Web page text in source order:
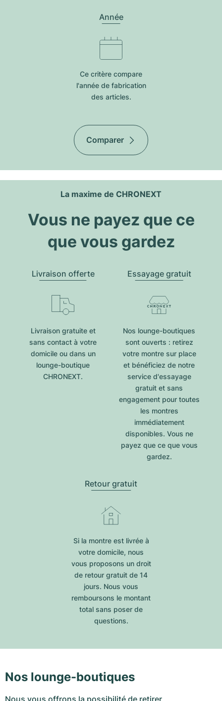
Année
Ce critère compare
l'année de fabrication
des articles.
Comparer
La maxime de CHRONEXT
Vous ne payez que ce
que vous gardez
Livraison offerte
Livraison gratuite et
sans contact à votre
domicile ou dans un
lounge-boutique
CHRONEXT.
Essayage gratuit
Nos lounge-boutiques
sont ouverts : retirez
votre montre sur place
et bénéficiez de notre
service d'essayage
gratuit et sans
engagement pour toutes
les montres
immédiatement
disponibles. Vous ne
payez que ce que vous
gardez.
Retour gratuit
Si la montre est livrée à
votre domicile, nous
vous proposons un droit
de retour gratuit de 14
jours. Nous vous
remboursons le montant
total sans poser de
questions.
Nos lounge-boutiques
Nous vous offrons la possibilité de retirer